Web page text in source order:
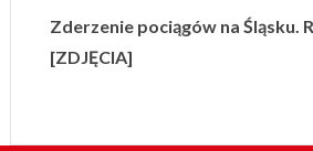
Zderzenie pociągów na Śląsku.
[ZDJĘCIA]